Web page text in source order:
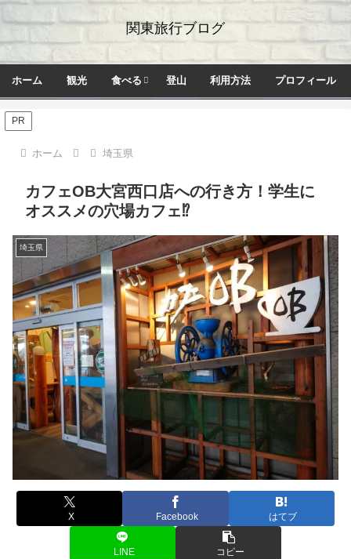
関東旅行ブログ
ホーム 観光 食べる 登山 利用方法 プロフィール
PR
ホーム 埼玉県
カフェOB大宮西口店への行き方！学生に
オススメの穴場カフェ⁉
埼玉県
X Facebook はてブ
LINE コピー